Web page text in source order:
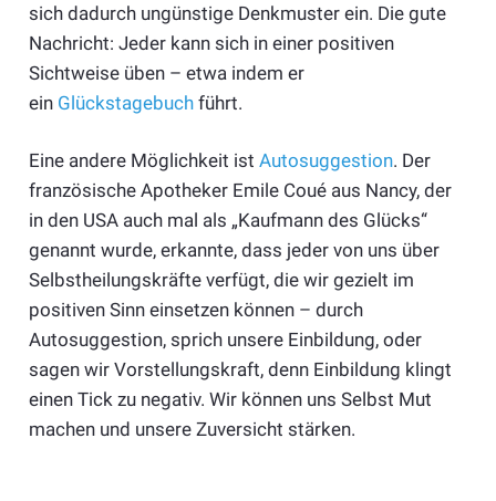
sich dadurch ungünstige Denkmuster ein. Die gute
Nachricht: Jeder kann sich in einer positiven
Sichtweise üben – etwa indem er
ein Glückstagebuch führt.
Eine andere Möglichkeit ist Autosuggestion. Der
französische Apotheker Emile Coué aus Nancy, der
in den USA auch mal als „Kaufmann des Glücks“
genannt wurde, erkannte, dass jeder von uns über
Selbstheilungskräfte verfügt, die wir gezielt im
positiven Sinn einsetzen können – durch
Autosuggestion, sprich unsere Einbildung, oder
sagen wir Vorstellungskraft, denn Einbildung klingt
einen Tick zu negativ. Wir können uns Selbst Mut
machen und unsere Zuversicht stärken.